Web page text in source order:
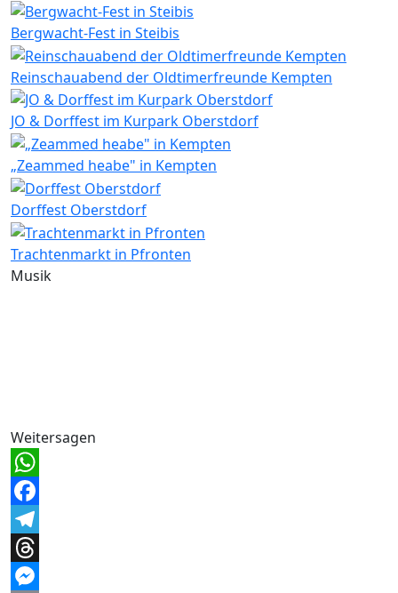
Bergwacht-Fest in Steibis
Reinschauabend der Oldtimerfreunde Kempten
JO & Dorffest im Kurpark Oberstdorf
„Zeammed heabe" in Kempten
Dorffest Oberstdorf
Trachtenmarkt in Pfronten
Musik
Weitersagen
WhatsApp
Facebook
Telegram
Threads